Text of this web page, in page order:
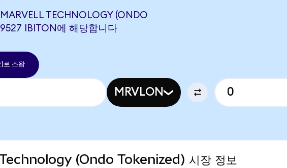
TECHNOLOGY (ONDO
IBITON에 해당합니다
로 스왑
MRVLON
(Ondo Tokenized) 시장 정보